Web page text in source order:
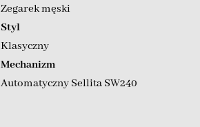
Zegarek męski
Styl
Klasyczny
Mechanizm
Automatyczny Sellita SW240